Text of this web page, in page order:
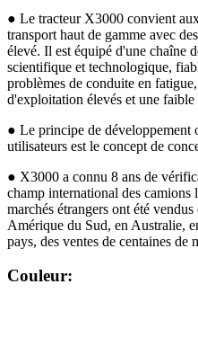
● Le tracteur X3000 convient
transport haut de gamme avec
élevé. Il est équipé d'une chaîne
scientifique et technologique,
problèmes de conduite en
d'exploitation élevés et une faible
● Le principe de développement
utilisateurs est le concept de
● X3000 a connu 8 ans de
champ international des
marchés étrangers ont été
Amérique du Sud, en Australie,
pays, des ventes de centaines de
Couleur: